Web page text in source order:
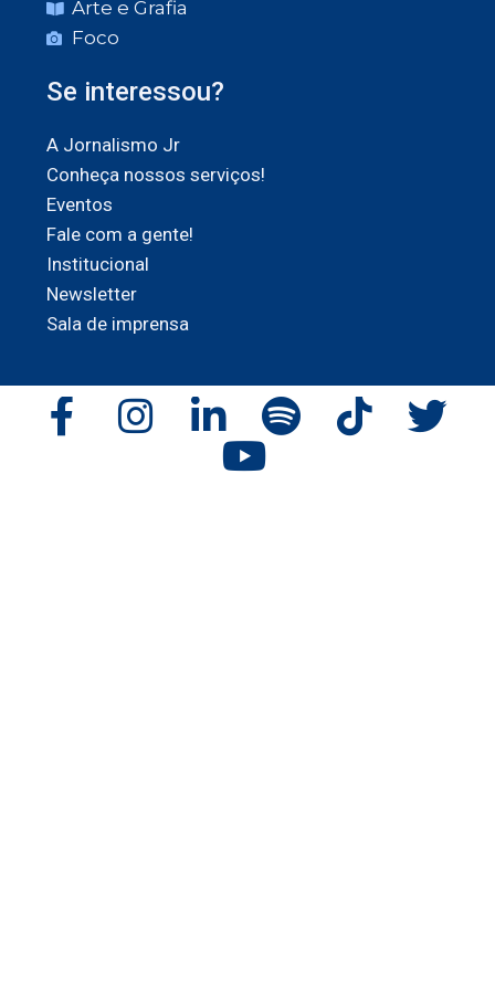
Arte e Grafia
Foco
Se interessou?
A Jornalismo Jr
Conheça nossos serviços!
Eventos
Fale com a gente!
Institucional
Newsletter
Sala de imprensa